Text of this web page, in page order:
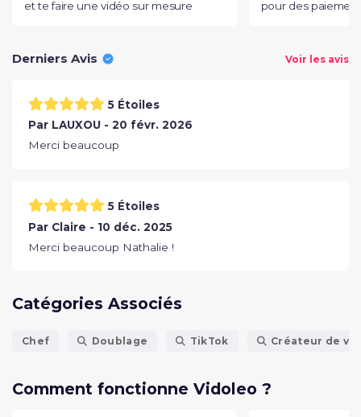
et te faire une vidéo sur mesure
pour des
Derniers Avis Voir les avis
5 Étoiles
Par LAUXOU - 20 févr. 2026
Merci beaucoup
5 Étoiles
Par Claire - 10 déc. 2025
Merci beaucoup Nathalie !
Catégories Associés
Chef Doublage TikTok Créateur de
Comment fonctionne Vidoleo ?